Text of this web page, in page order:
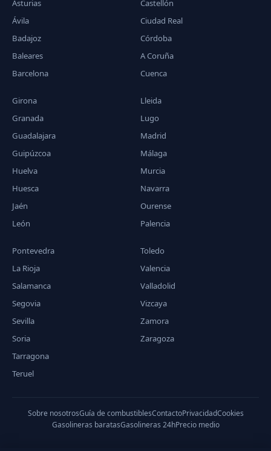
Asturias
Ávila
Badajoz
Baleares
Barcelona
Castellón
Ciudad Real
Córdoba
A Coruña
Cuenca
Girona
Granada
Guadalajara
Guipúzcoa
Huelva
Huesca
Jaén
León
Lleida
Lugo
Madrid
Málaga
Murcia
Navarra
Ourense
Palencia
Pontevedra
La Rioja
Salamanca
Segovia
Sevilla
Soria
Tarragona
Teruel
Toledo
Valencia
Valladolid
Vizcaya
Zamora
Zaragoza
Sobre nosotrosGuía de combustiblesContactoPrivacidadCookies
Gasolineras baratasGasolineras 24hPrecio medio